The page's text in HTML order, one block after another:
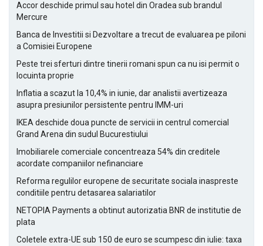
Accor deschide primul sau hotel din Oradea sub brandul
Mercure
Banca de Investitii si Dezvoltare a trecut de evaluarea pe piloni
a Comisiei Europene
Peste trei sferturi dintre tinerii romani spun ca nu isi permit o
locuinta proprie
Inflatia a scazut la 10,4% in iunie, dar analistii avertizeaza
asupra presiunilor persistente pentru IMM-uri
IKEA deschide doua puncte de servicii in centrul comercial
Grand Arena din sudul Bucurestiului
Imobiliarele comerciale concentreaza 54% din creditele
acordate companiilor nefinanciare
Reforma regulilor europene de securitate sociala inaspreste
conditiile pentru detasarea salariatilor
NETOPIA Payments a obtinut autorizatia BNR de institutie de
plata
Coletele extra-UE sub 150 de euro se scumpesc din iulie: taxa